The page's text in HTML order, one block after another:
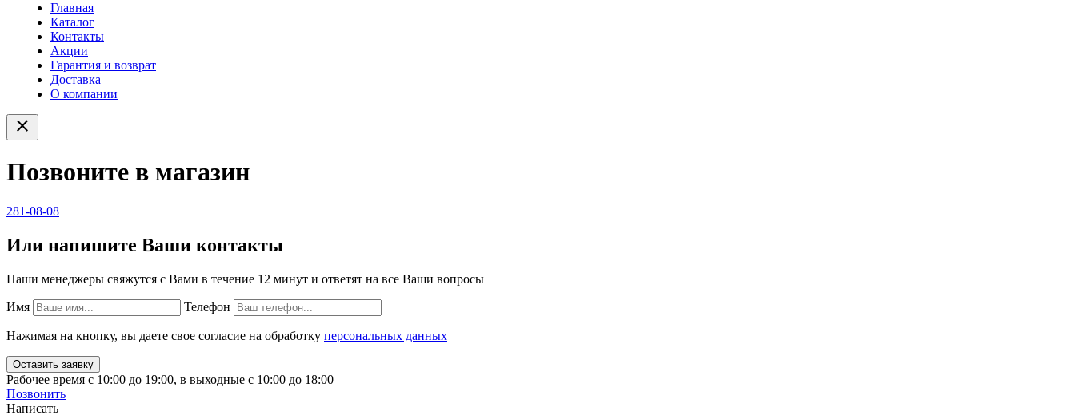
Главная
Каталог
Контакты
Акции
Гарантия и возврат
Доставка
О компании
close
Позвоните в магазин
281-08-08
Или напишите Ваши контакты
Наши менеджеры свяжутся с Вами в течение 12 минут и ответят на все Ваши вопросы
Имя Телефон
Нажимая на кнопку, вы даете свое согласие на обработку персональных данных
Рабочее время с 10:00 до 19:00, в выходные с 10:00 до 18:00
Позвонить
Написать